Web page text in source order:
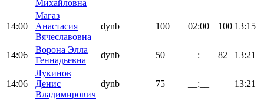
Михайловна
14:00
Магаз
Анастасия
Вячеславовна
dynb 100 02:00 100 13:15
14:06
Ворона Элла
Геннадьевна
dynb 50 __:__ 82 13:21
14:06
Лукинов
Денис
Владимирович
dynb 75 __:__ 13:21